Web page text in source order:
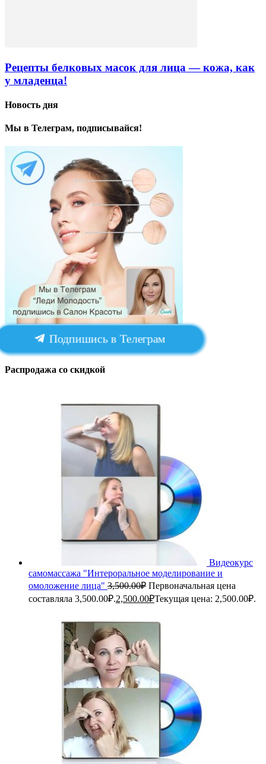
Рецепты белковых масок для лица — кожа, как
у младенца!
Новость дня
Мы в Телеграм, подписывайся!
Подпишись в Телеграм
Распродажа со скидкой
Видеокурс
самомассажа "Интероральное моделирование и
омоложение лица" 3,500.00₽ Первоначальная цена
составляла 3,500.00₽.2,500.00₽Текущая цена: 2,500.00₽.